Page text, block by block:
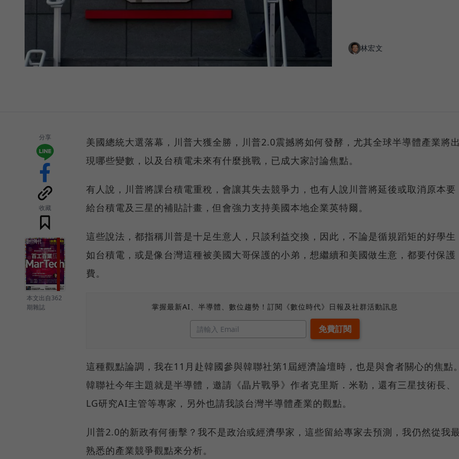
林宏文
分享
收藏
本文出自362
期雜誌
美國總統大選落幕，川普大獲全勝，川普2.0震撼將如何發酵，尤其全球半導體產業將
現哪些變數，以及台積電未來有什麼挑戰，已成大家討論焦點。
有人說，川普將課台積電重稅，會讓其失去競爭力，也有人說川普將延後或取消原本要
給台積電及三星的補貼計畫，但會強力支持美國本地企業英特爾。
這些說法，都指稱川普是十足生意人，只談利益交換，因此，不論是循規蹈矩的好學生
如台積電，或是像台灣這種被美國大哥保護的小弟，想繼續和美國做生意，都要付保護
費。
掌握最新AI、半導體、數位趨勢！訂閱《數位時代》日報及社群活動訊息
這種觀點論調，我在11月赴韓國參與韓聯社第1屆經濟論壇時，也是與會者關心的焦點
韓聯社今年主題就是半導體，邀請《晶片戰爭》作者克里斯．米勒，還有三星技術長、
LG研究AI主管等專家，另外也請我談台灣半導體產業的觀點。
川普2.0的新政有何衝擊？我不是政治或經濟學家，這些留給專家去預測，我仍然從我
熟悉的產業競爭觀點來分析。